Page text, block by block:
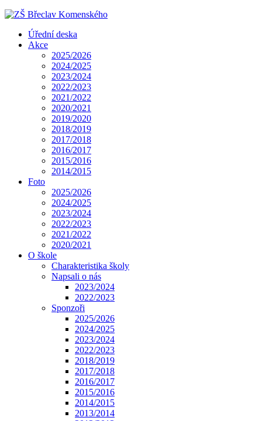
Úřední deska
Akce
2025/2026
2024/2025
2023/2024
2022/2023
2021/2022
2020/2021
2019/2020
2018/2019
2017/2018
2016/2017
2015/2016
2014/2015
Foto
2025/2026
2024/2025
2023/2024
2022/2023
2021/2022
2020/2021
O škole
Charakteristika školy
Napsali o nás
2023/2024
2022/2023
Sponzoři
2025/2026
2024/2025
2023/2024
2022/2023
2018/2019
2017/2018
2016/2017
2015/2016
2014/2015
2013/2014